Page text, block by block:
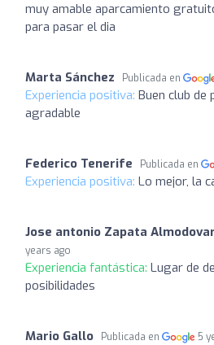
muy amable aparcamiento
para pasar el dia
Marta Sánchez Publicada en
Experiencia positiva: Buen club de
agradable
Federico Tenerife Publicada en
Experiencia positiva: Lo mejor, la
Jose antonio Zapata Almodovar
years ago
Experiencia fantástica: Lugar de
posibilidades
Mario Gallo Publicada en 5